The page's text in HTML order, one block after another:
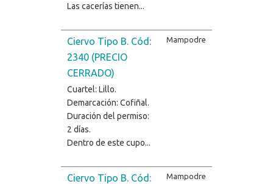
Las cacerías tienen...
Ciervo Tipo B. Cód:
2340 (PRECIO
CERRADO)
Cuartel: Lillo.
Demarcación: Cofiñal.
Duración del permiso:
2 días.
Dentro de este cupo...
Mampodre
Ciervo Tipo B. Cód:
Mampodre